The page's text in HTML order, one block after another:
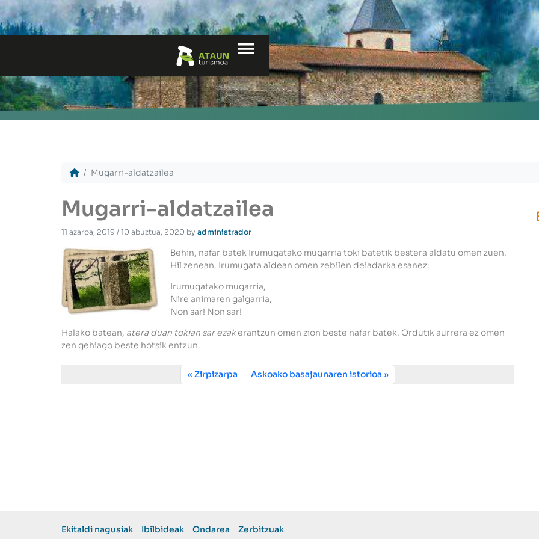
Menu
Mugarri-aldatzailea
Mugarri-aldatzailea
11 azaroa, 2019 /10 abuztua, 2020 by administrador
Behin, nafar batek Irumugatako mugarria toki batetik bestera aldatu omen zuen.
Hil zenean, Irumugata aldean omen zebilen deiadarka esanez:
Irumugatako mugarria,
Nire animaren galgarria,
Non sar! Non sar!
Halako batean, atera duan tokian sar ezakerantzun omen zion beste nafar batek. Ordutik aurrera ez omen
zen gehiago beste hotsik entzun.
Zirpizarpa Askoako basajaunaren istorioa
Ekitaldi nagusiak Ibilbideak Ondarea Zerbitzuak